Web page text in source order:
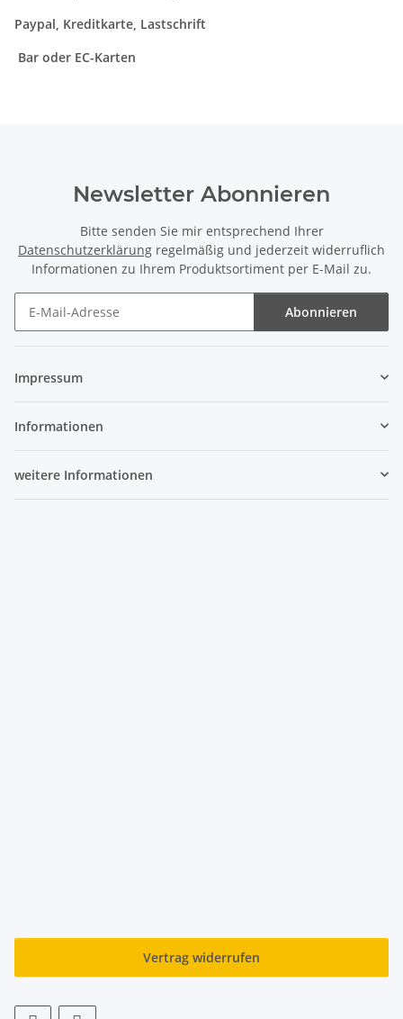
Paypal, Kreditkarte, Lastschrift
Bar oder EC-Karten
Newsletter Abonnieren
Bitte senden Sie mir entsprechend Ihrer
Datenschutzerklärung regelmäßig und jederzeit widerruflich
Informationen zu Ihrem Produktsortiment per E-Mail zu.
Abonnieren
Impressum
Informationen
weitere Informationen
Vertrag widerrufen